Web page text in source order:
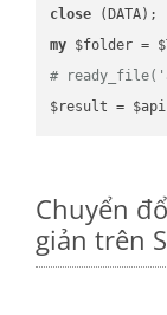
close
my $folder =
#
$result =
Chuyển
giản trên